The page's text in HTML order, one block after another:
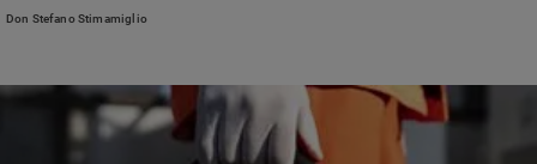
Famiglia Cristiana
Don Stefano Stimamiglio